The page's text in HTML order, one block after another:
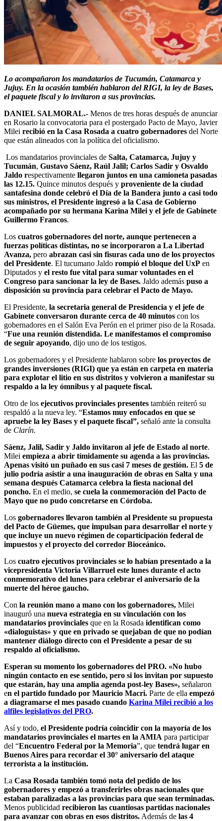
Lo acompañaron los mandatarios de Tucumán, Catamarca y
Jujuy. En la ocasión también hablaron del RIGI, la ley de Bases,
el paquete fiscal y lo invitaron a sus provincias.
DANIEL SALMORAL.- Menos de tres horas después de anunciar
en Rosario la convocatoria para el postergado Pacto de Mayo, Javier
Milei recibió en la Casa Rosada a cuatro gobernadores del Norte
que están alineados con la política del oficialismo.
Los mandatarios provinciales de Salta, Catamarca, Jujuy y
Tucumán, Gustavo Sáenz, Raúl Jalil; Carlos Sadir y Osvaldo
Jaldo respectivamente llegaron juntos en una camioneta pasadas
las 12.15. Quince minutos después y proveniente de la ciudad
santafesina donde celebró el Día de la Bandera junto a casi todo
sus ministros, el Presidente ingresó a la Casa de Gobierno
acompañado por su hermana Karina Milei y el jefe de Gabinete
Guillermo Francos.
Los cuatros gobernadores del norte, aunque pertenecen a
fuerzas políticas distintas, no se incorporaron a La Libertad
Avanza, pero abrazan casi sin fisuras cada uno de los proyectos
del Presidente. El tucumano Jaldo rompió el bloque del UxP en
Diputados y el resto fue vital para sumar voluntades en el
Congreso para sancionar la ley de Bases. Jaldo además puso a
disposición su provincia para celebrar el Pacto de Mayo.
El Presidente, la secretaria general de Presidencia y el jefe de
Gabinete conversaron durante cerca de 40 minutos con los
gobernadores en el Salón Eva Perón en el primer piso de la Rosada.
“Fue una reunión distendida. Le manifestamos el compromiso
de seguir apoyando, dijo uno de los testigos.
Los gobernadores y el Presidente hablaron sobre los proyectos de
grandes inversiones (RIGI) que ya están en carpeta en materia
para explotar el litio en sus distritos y volvieron a manifestar su
respaldo a la ley ómnibus y al paquete fiscal.
Otro de los ejecutivos provinciales presentes también reiteró su
respaldó a la nueva ley. “Estamos muy enfocados en que se
apruebe la ley Bases y el paquete fiscal”, señaló ante la consulta
de Clarín.
Sáenz, Jalil, Sadir y Jaldo invitaron al jefe de Estado al norte.
Milei empieza a abrir tímidamente su agenda a las provincias.
Apenas visitó un puñado en sus casi 7 meses de gestión. El 5 de
julio podría asistir a una inauguración de obras en Salta y una
semana después Catamarca celebra la fiesta nacional del
poncho. En el medio, se cuela la conmemoración del Pacto de
Mayo que no pudo concretarse en Córdoba.
Los gobernadores llevaron también al Presidente su propuesta
del Pacto de Güemes, que impulsan para desarrollar el norte y
que incluye un nuevo régimen de coparticipación federal de
impuestos y el proyecto del corredor Bioceánico.
Los cuatro ejecutivos provinciales se lo habían presentado a la
vicepresidenta Victoria Villarruel este lunes durante el acto
conmemorativo del lunes para celebrar el aniversario de la
muerte del héroe gaucho.
Con la reunión mano a mano con los gobernadores, Milei
inauguró una nueva estrategia en su vinculación con los
mandatarios provinciales que en la Rosada identifican como
«dialoguistas» y que en privado se quejaban de que no podían
mantener diálogo directo con el Presidente a pesar de su
respaldo al oficialismo.
Esperan su momento los gobernadores del PRO. «No hubo
ningún contacto en ese sentido, pero si los invitan por supuesto
que estarán, hay una amplia agenda post-ley Bases», señalaron
en el partido fundado por Mauricio Macri. Parte de ella empezó
a diagramarse el mes pasado cuando Karina Milei recibió a los
alfiles legislativos del PRO.
Así y todo, el Presidente podría coincidir con la mayoría de los
mandatarios provinciales el martes en la AMIA para participar
del “Encuentro Federal por la Memoria”, que tendrá lugar en
Buenos Aires para recordar el 30° aniversario del ataque
terrorista a la institución.
La Casa Rosada también tomó nota del pedido de los
gobernadores y empezó a transferirles obras nacionales que
estaban paralizadas a las provincias para que sean terminadas.
Menos publicidad recibieron las cuantiosas partidas nacionales
para avanzar con obras en esos distritos. Además de las 4